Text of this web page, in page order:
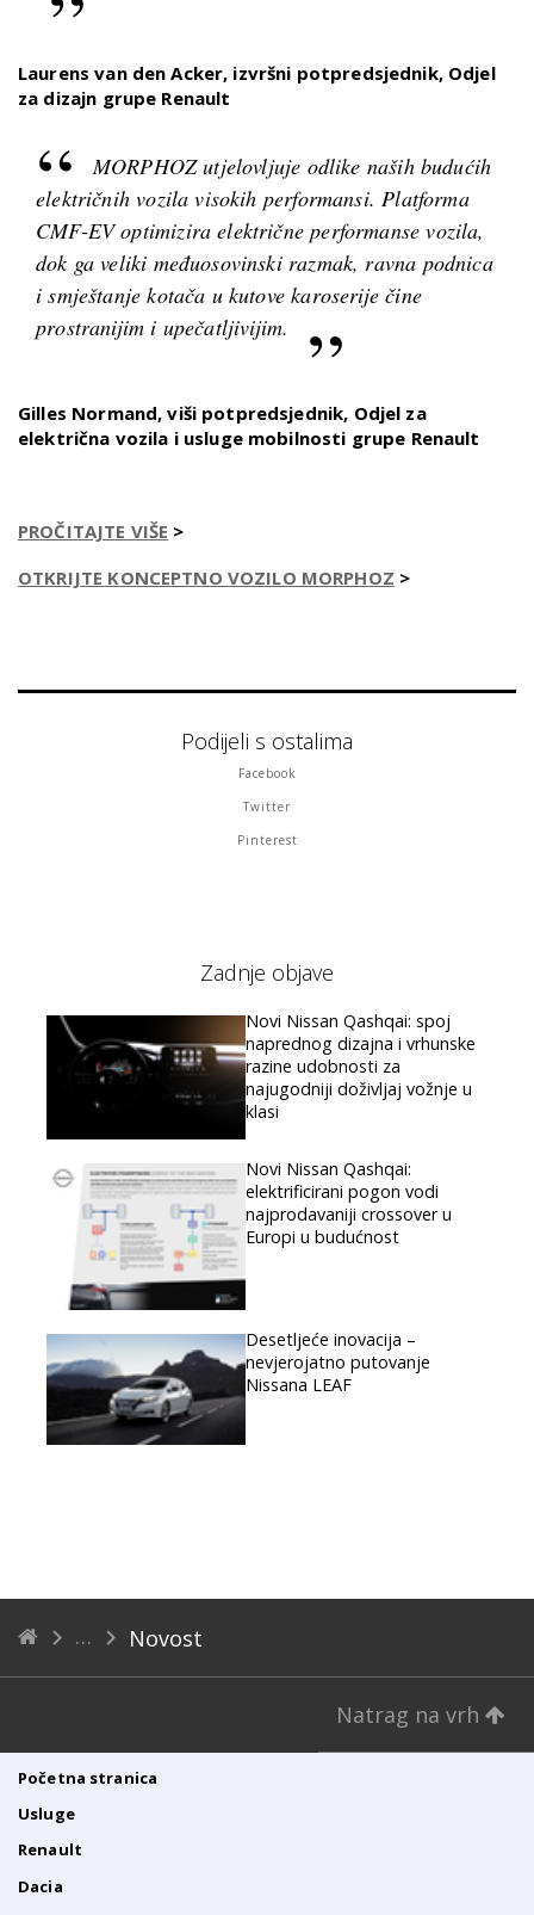
Laurens van den Acker, izvršni potpredsjednik, Odjel
za dizajn grupe Renault
MORPHOZ utjelovljuje odlike naših budućih
električnih vozila visokih performansi. Platforma
CMF-EV optimizira električne performanse vozila,
dok ga veliki međuosovinski razmak, ravna podnica
i smještanje kotača u kutove karoserije čine
prostranijim i upečatljivijim.
Gilles Normand, viši potpredsjednik, Odjel za
električna vozila i usluge mobilnosti grupe Renault
PROČITAJTE VIŠE >
OTKRIJTE KONCEPTNO VOZILO MORPHOZ >
Podijeli s ostalima
Facebook
Twitter
Pinterest
Zadnje objave
Novi Nissan Qashqai: spoj
naprednog dizajna i vrhunske
razine udobnosti za
najugodniji doživljaj vožnje u
klasi
Novi Nissan Qashqai:
elektrificirani pogon vodi
najprodavaniji crossover u
Europi u budućnost
Desetljeće inovacija –
nevjerojatno putovanje
Nissana LEAF
Novost
Natrag na vrh
Početna stranica
Usluge
Renault
Dacia